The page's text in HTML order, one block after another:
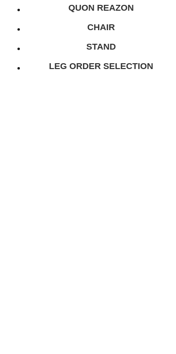
QUON REAZON
CHAIR
STAND
LEG ORDER SELECTION